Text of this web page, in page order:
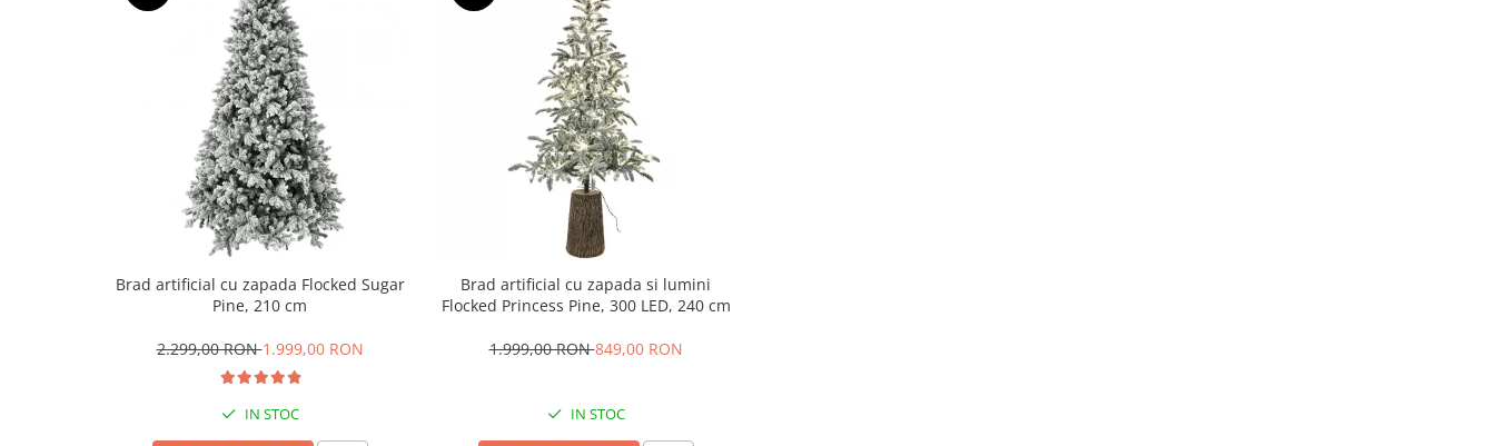
Brad artificial cu zapada Flocked Sugar
Pine, 210 cm
2.299,00 RON1.999,00 RON
IN STOC
Brad artificial cu zapada si lumini
Flocked Princess Pine, 300 LED, 240 cm
1.999,00 RON849,00 RON
IN STOC